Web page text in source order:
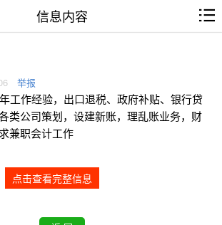
信息内容
举报
工作经验，出口退税、政府补贴、银行贷
类公司策划，设建新账，理乱账业务，财
兼职会计工作
点击查看完整信息